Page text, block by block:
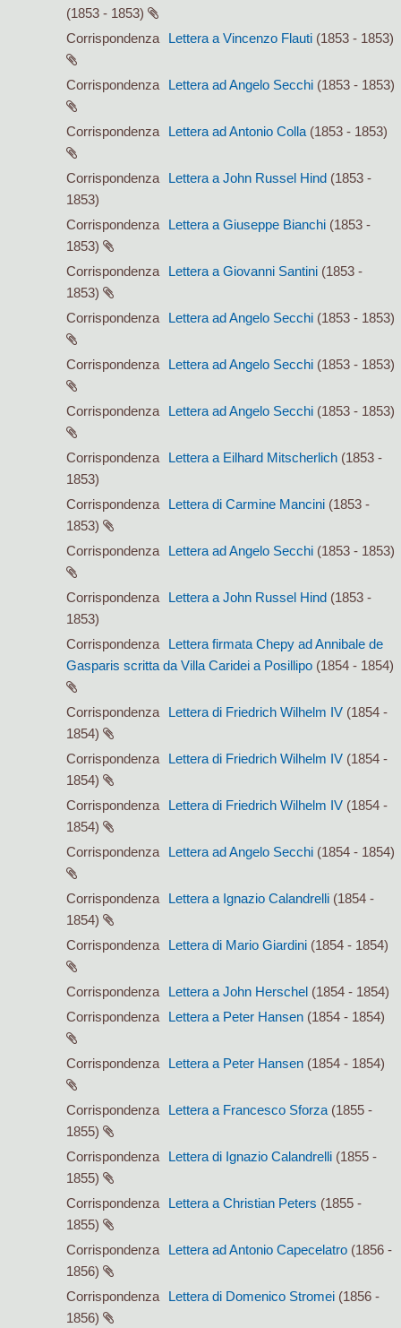
(1853 - 1853)
Corrispondenza
Lettera a Vincenzo Flauti (1853 - 1853)
Corrispondenza Lettera ad Angelo Secchi (1853 - 1853)
Corrispondenza Lettera ad Antonio Colla (1853 - 1853)
Corrispondenza Lettera a John Russel Hind (1853 -
1853)
Corrispondenza
Lettera a Giuseppe Bianchi (1853 -
1853)
Corrispondenza
Lettera a Giovanni Santini (1853 -
1853)
Corrispondenza
Lettera ad Angelo Secchi (1853 - 1853)
Corrispondenza Lettera ad Angelo Secchi (1853 - 1853)
Corrispondenza Lettera ad Angelo Secchi (1853 - 1853)
Corrispondenza Lettera a Eilhard Mitscherlich (1853 -
1853)
Corrispondenza
Lettera di Carmine Mancini (1853 -
1853)
Corrispondenza
Lettera ad Angelo Secchi (1853 - 1853)
Corrispondenza Lettera a John Russel Hind (1853 -
1853)
Corrispondenza
Lettera firmata Chepy ad Annibale de
Gasparis scritta da Villa Caridei a Posillipo (1854 - 1854)
Corrispondenza Lettera di Friedrich Wilhelm IV (1854 -
1854)
Corrispondenza
Lettera di Friedrich Wilhelm IV (1854 -
1854)
Corrispondenza
Lettera di Friedrich Wilhelm IV (1854 -
1854)
Corrispondenza
Lettera ad Angelo Secchi (1854 - 1854)
Corrispondenza Lettera a Ignazio Calandrelli (1854 -
1854)
Corrispondenza
Lettera di Mario Giardini (1854 - 1854)
Corrispondenza Lettera a John Herschel (1854 - 1854)
Corrispondenza
Lettera a Peter Hansen (1854 - 1854)
Corrispondenza Lettera a Peter Hansen (1854 - 1854)
Corrispondenza Lettera a Francesco Sforza (1855 -
1855)
Corrispondenza
Lettera di Ignazio Calandrelli (1855 -
1855)
Corrispondenza
Lettera a Christian Peters (1855 -
1855)
Corrispondenza
Lettera ad Antonio Capecelatro (1856 -
1856)
Corrispondenza
Lettera di Domenico Stromei (1856 -
1856)